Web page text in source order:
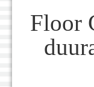
Floor